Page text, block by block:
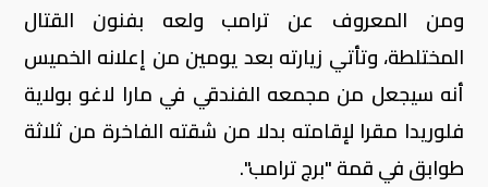
ومن المعروف عن ترامب ولعه بفنون القتال
المختلطة، وتأتي زيارته بعد يومين من إعلانه الخميس
أنه سيجعل من مجمعه الفندقي في مارا لاغو بولاية
فلوريدا مقرا لإقامته بدلا من شقته الفاخرة من ثلاثة
طوابق في قمة "برج ترامب".